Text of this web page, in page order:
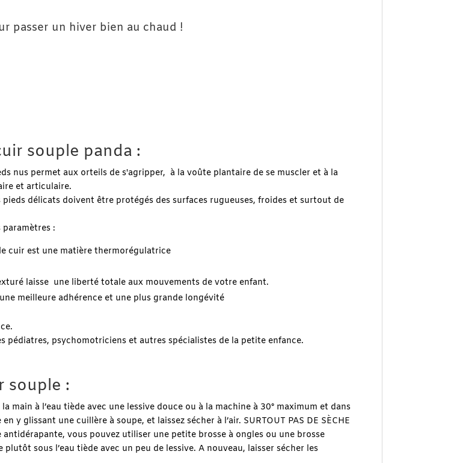
passer un hiver bien au chaud !
souple panda :
nus permet aux orteils de s'agripper, à la voûte plantaire de se muscler et à la
et articulaire.
délicats doivent être protégés des surfaces rugueuses, froides et surtout de
:
cuir est une matière thermorégulatrice
laisse une liberté totale aux mouvements de votre enfant.
meilleure adhérence et une plus grande longévité
pédiatres, psychomotriciens et autres spécialistes de la petite enfance.
souple :
main à l’eau tiède avec une lessive douce ou à la machine à 30° maximum et dans
y glissant une cuillère à soupe, et laissez sécher à l’air. SURTOUT PAS DE SÈCHE
antidérapante, vous pouvez utiliser une petite brosse à ongles ou une brosse
sous l’eau tiède avec un peu de lessive. A nouveau, laisser sécher les